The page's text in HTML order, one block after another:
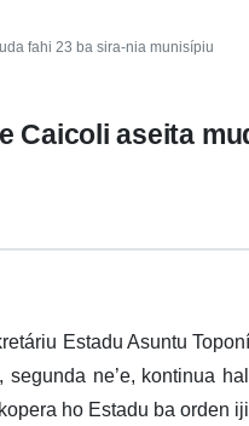
fahi 23 ba sira-nia munisípiu
Caicoli aseita
Estadu Asuntu
ne’e, kontinua
ho Estadu ba orden